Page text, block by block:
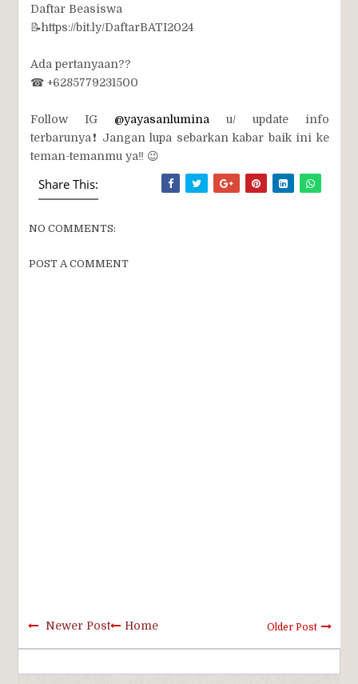
Daftar Beasiswa
📝https://bit.ly/DaftarBATI2024
Ada pertanyaan??
☎ +6285779231500
Follow IG @yayasanlumina u/ update info
terbarunya❗ Jangan lupa sebarkan kabar baik ini ke
teman-temanmu ya‼️ 😉
Share This:
NO COMMENTS:
POST A COMMENT
Newer Post Older Post
Home